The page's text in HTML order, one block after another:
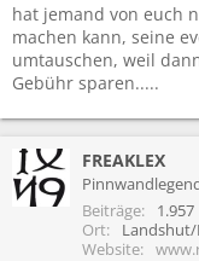
hat jemand von euch
machen kann, seine
umtauschen, weil
Gebühr sparen.....
FREAKLEX
Beiträge 1.957
Ort
Website